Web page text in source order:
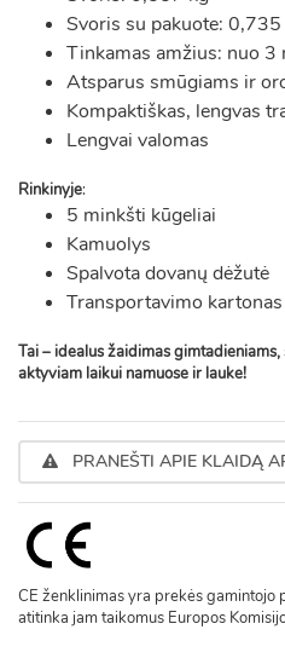
Svoris su pakuote:
Tinkamas amžius: nuo 3
Atsparus smūgiams ir
Kompaktiškas, lengvas
Lengvai valomas
Rinkinyje:
5 minkšti kūgeliai
Kamuolys
Spalvota dovanų dėžutė
Transportavimo kartonas
Tai – idealus žaidimas
aktyviam laikui namuose ir lauke!
PRANEŠTI APIE KLAIDĄ
CE ženklinimas yra prekės gamintojo
atitinka jam taikomus Europos